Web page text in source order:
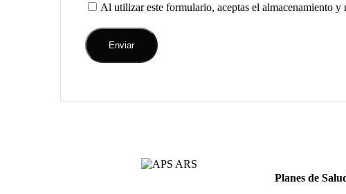
Al utilizar este formulario, aceptas el almacenamiento y
Planes de